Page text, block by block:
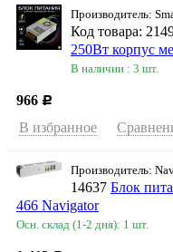
Производитель:
Код товара:
250Вт корпус
В наличии : 3 шт.
966 Р
В избранное
Производитель:
14637 Блок
466 Navigator
Осн. склад (1-2 дня): 1 шт.